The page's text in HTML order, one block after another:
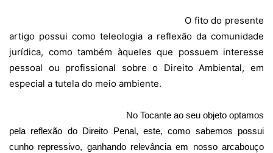
O fito do presente
artigo possui como teleologia a reflexão da comunidade
jurídica, como também àqueles que possuem interesse
pessoal ou profissional sobre o Direito Ambiental, em
especial a tutela do meio ambiente.
No Tocante ao seu objeto optamos
pela reflexão do Direito Penal, este, como sabemos possui
cunho repressivo, ganhando relevância em nosso arcabouço